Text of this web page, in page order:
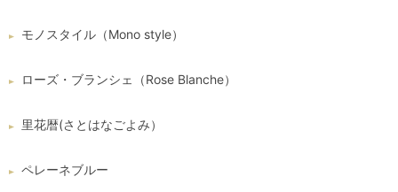
モノスタイル（Mono style）
ローズ・ブランシェ（Rose Blanche）
里花暦(さとはなごよみ）
ペレーネブルー